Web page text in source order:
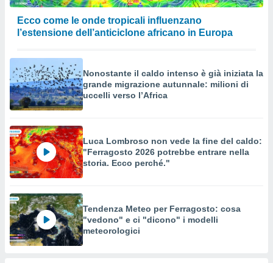
Ecco come le onde tropicali influenzano
l’estensione dell’anticiclone africano in Europa
Nonostante il caldo intenso è già iniziata la
grande migrazione autunnale: milioni di
uccelli verso l’Africa
Luca Lombroso non vede la fine del caldo:
"Ferragosto 2026 potrebbe entrare nella
storia. Ecco perché."
Tendenza Meteo per Ferragosto: cosa
"vedono" e ci "dicono" i modelli
meteorologici